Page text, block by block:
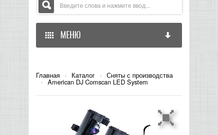
МЕНЮ
ЗВУКОВОЕ ОБОРУДОВАНИЕ
МИКШЕРЫ АНАЛОГОВЫЕ
СВЕТОВОЕ ОБОРУДОВАНИЕ
Главная › Каталог › Сняты с производства
› American DJ Comscan LED System